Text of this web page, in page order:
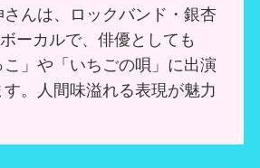
さんは、ロックバンド・銀杏
ーカルで、俳優としても
こ」や「いちごの唄」に出演
す。人間味溢れる表現が魅力